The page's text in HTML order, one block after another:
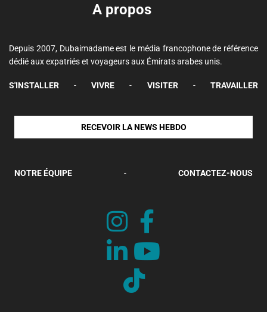
A propos
Depuis 2007, Dubaimadame est le média francophone de référence
dédié aux expatriés et voyageurs aux Émirats arabes unis.
S'INSTALLER - VIVRE - VISITER - TRAVAILLER
RECEVOIR LA NEWS HEBDO
NOTRE ÉQUIPE - CONTACTEZ-NOUS